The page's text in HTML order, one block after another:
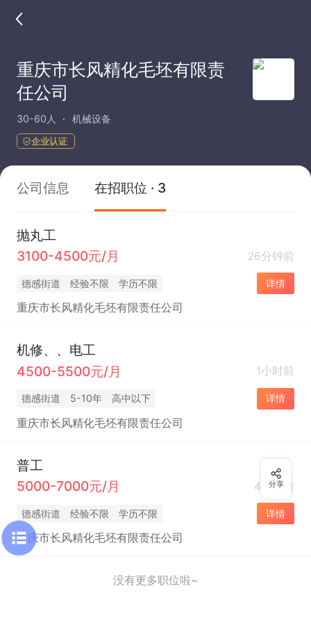
重庆市长风精化毛坯有限责
任公司
30-60人 机械设备
企业认证
公司信息 在招职位 · 3
抛丸工
3100-4500元/月
26分钟前
德感街道 经验不限 学历不限 详情
重庆市长风精化毛坯有限责任公司
机修、、电工
4500-5500元/月
1小时前
德感街道 5-10年 高中以下 详情
重庆市长风精化毛坯有限责任公司
普工
5000-7000元/月
4小时前
德感街道 经验不限 学历不限 详情
重庆市长风精化毛坯有限责任公司
没有更多职位啦~
分享